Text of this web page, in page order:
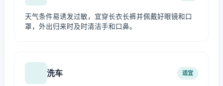
天气条件易诱发过敏，宜穿长衣长裤并佩戴好眼镜和口
罩，外出归来时及时清洁手和口鼻。
洗车 适宜